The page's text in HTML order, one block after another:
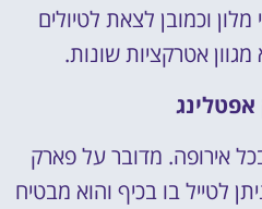
וכמובן לצאת לטיולים
מגוון אטרקציות שונות.
אירופה. מדובר על פארק
לטייל בו בכיף והוא מבטיח